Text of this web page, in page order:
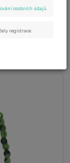
z
s
osobních údajů.
registrace.